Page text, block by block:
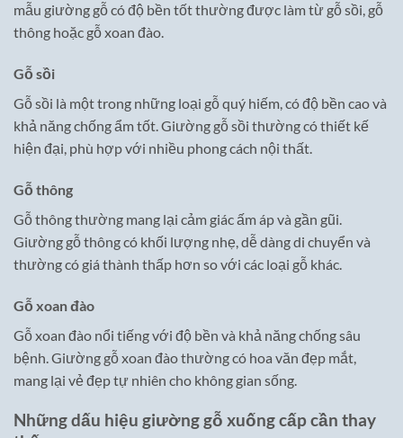
mẫu giường gỗ có độ bền tốt thường được làm từ gỗ sồi, gỗ
thông hoặc gỗ xoan đào.
Gỗ sồi
Gỗ sồi là một trong những loại gỗ quý hiếm, có độ bền cao và
khả năng chống ẩm tốt. Giường gỗ sồi thường có thiết kế
hiện đại, phù hợp với nhiều phong cách nội thất.
Gỗ thông
Gỗ thông thường mang lại cảm giác ấm áp và gần gũi.
Giường gỗ thông có khối lượng nhẹ, dễ dàng di chuyển và
thường có giá thành thấp hơn so với các loại gỗ khác.
Gỗ xoan đào
Gỗ xoan đào nổi tiếng với độ bền và khả năng chống sâu
bệnh. Giường gỗ xoan đào thường có hoa văn đẹp mắt,
mang lại vẻ đẹp tự nhiên cho không gian sống.
Những dấu hiệu giường gỗ xuống cấp cần thay